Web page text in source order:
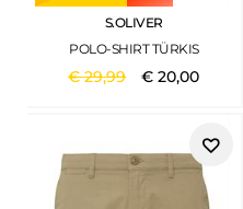
S.OLIVER
POLO-SHIRT TÜRKIS
€29,99 €20,00